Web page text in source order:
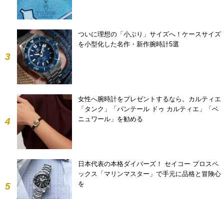
3
ついに理想の「小ぶり」サイズへ！ケースサイズ
を小型化した名作・新作腕時計5選
4
女性へ腕時計をプレゼントするなら。カルティエ
「タンク」「パンテール ドゥ カルティエ」「ベ
ニュワール」を勧める
5
日本代表の本格ダイバーズ！ セイコー プロスペ
ックス「マリンマスター」で手元に品格と冒険心
を